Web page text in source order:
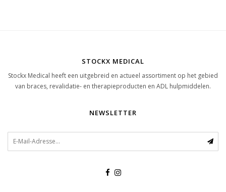
STOCKX MEDICAL
Stockx Medical heeft een uitgebreid en actueel assortiment op het gebied
van braces, revalidatie- en therapieproducten en ADL hulpmiddelen.
NEWSLETTER